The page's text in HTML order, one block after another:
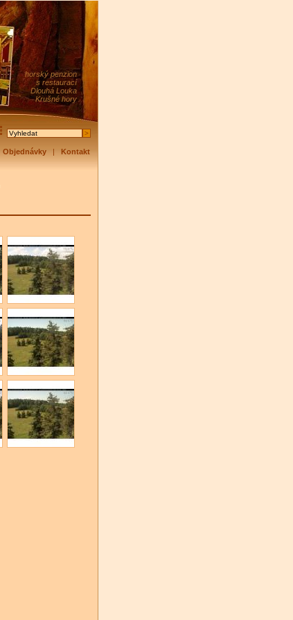
horský penzion
s restaurací
Dlouhá Louka
Krušné hory
Objednávky | Kontakt